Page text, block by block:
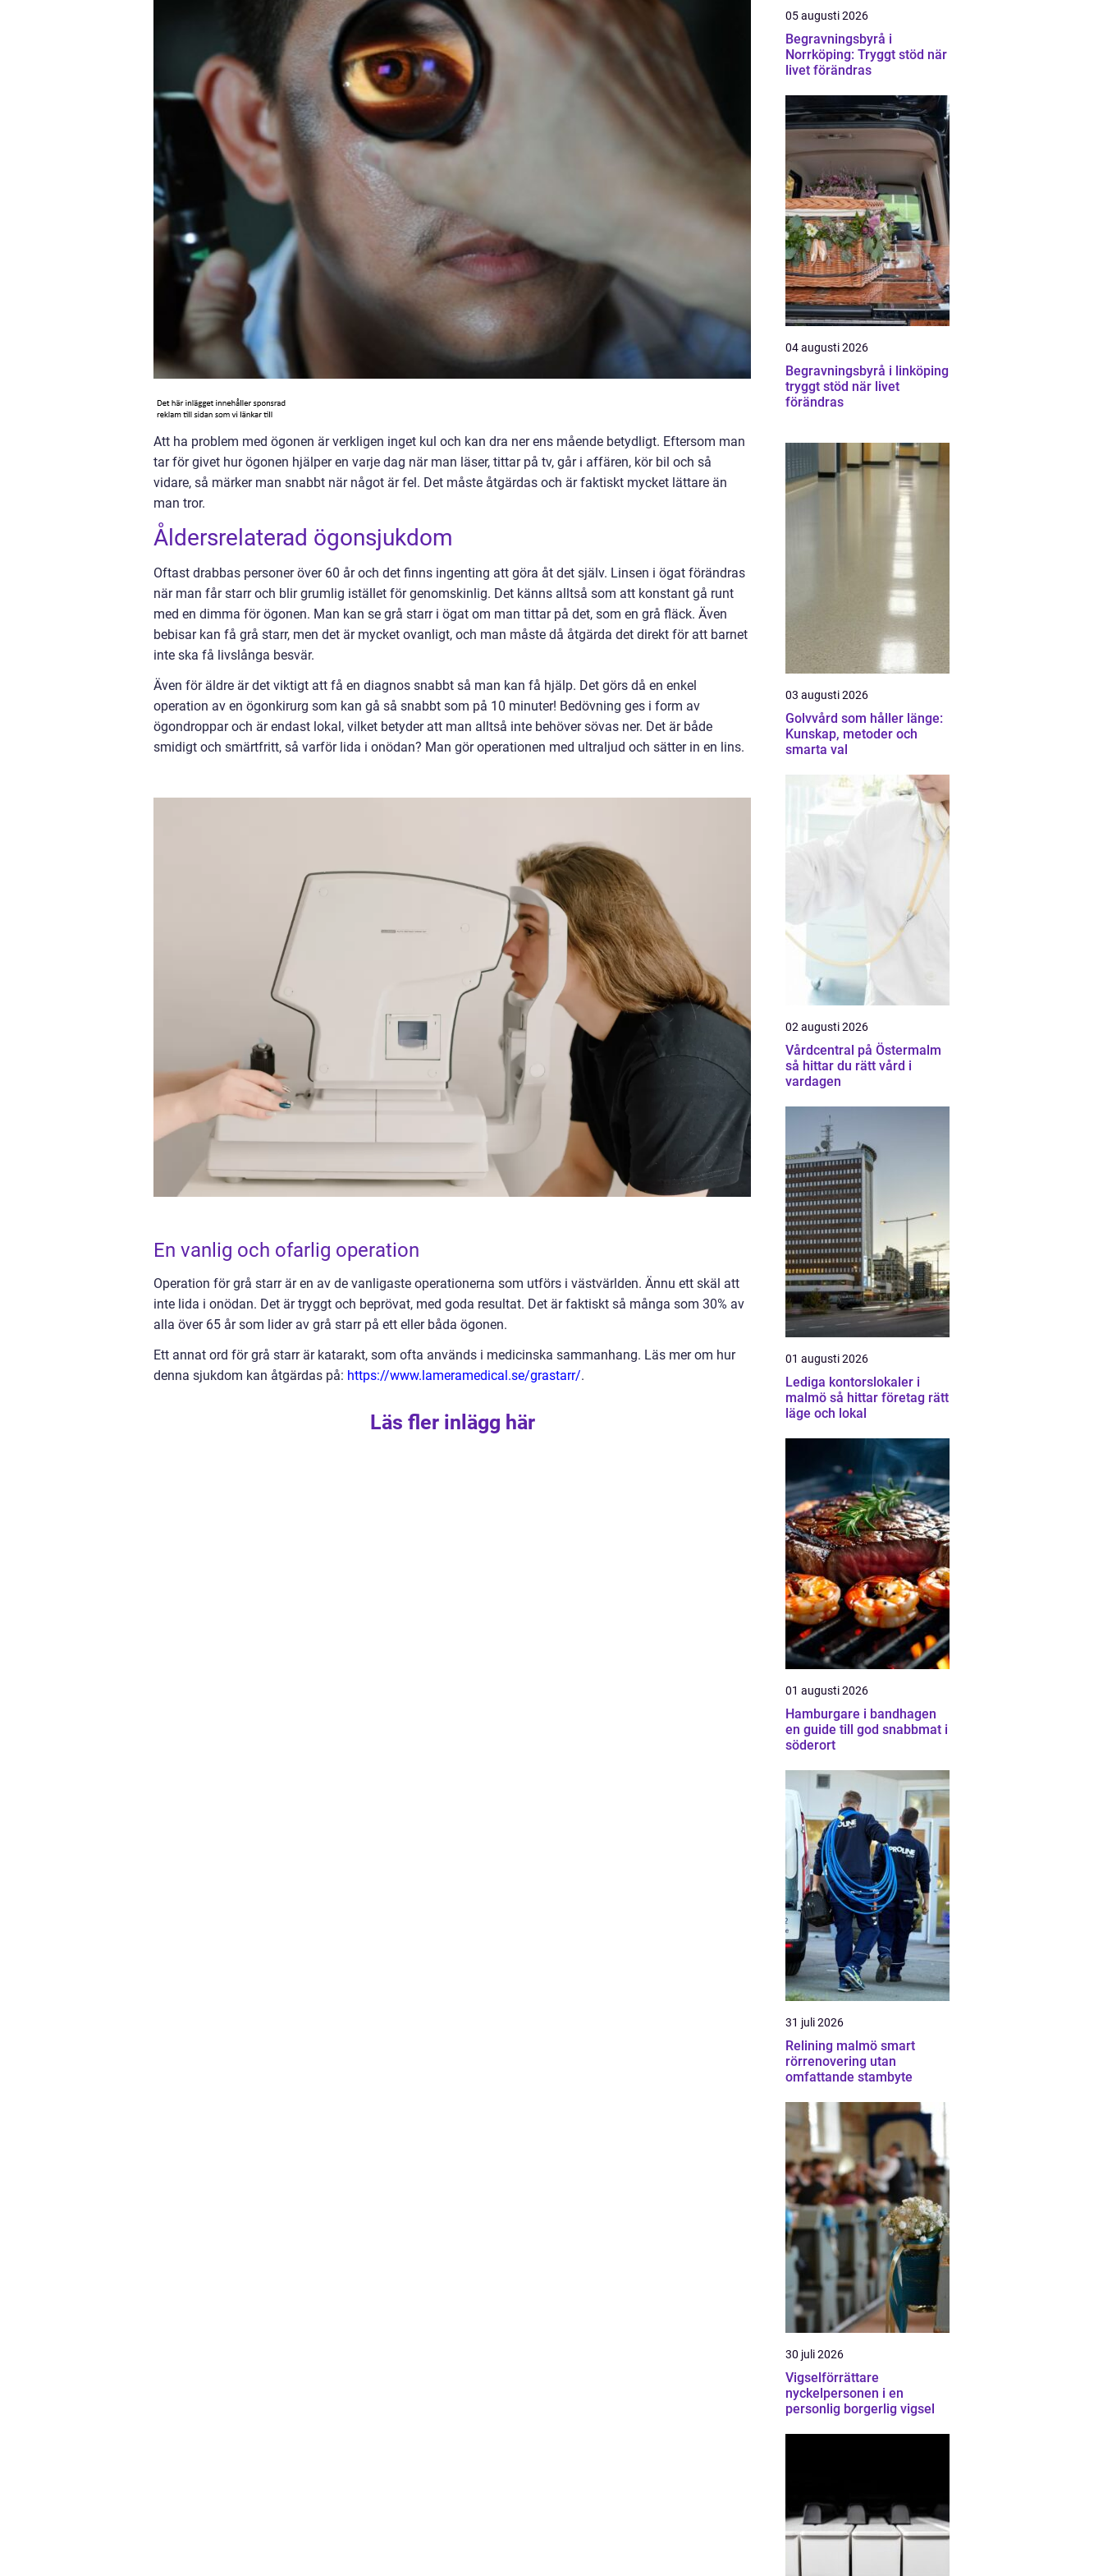
Att ha problem med ögonen är verkligen inget kul och kan dra ner ens mående betydligt. Eftersom man
tar för givet hur ögonen hjälper en varje dag när man läser, tittar på tv, går i affären, kör bil och så
vidare, så märker man snabbt när något är fel. Det måste åtgärdas och är faktiskt mycket lättare än
man tror.
Åldersrelaterad ögonsjukdom
Oftast drabbas personer över 60 år och det finns ingenting att göra åt det själv. Linsen i ögat förändras
när man får starr och blir grumlig istället för genomskinlig. Det känns alltså som att konstant gå runt
med en dimma för ögonen. Man kan se grå starr i ögat om man tittar på det, som en grå fläck. Även
bebisar kan få grå starr, men det är mycket ovanligt, och man måste då åtgärda det direkt för att barnet
inte ska få livslånga besvär.
Även för äldre är det viktigt att få en diagnos snabbt så man kan få hjälp. Det görs då en enkel
operation av en ögonkirurg som kan gå så snabbt som på 10 minuter! Bedövning ges i form av
ögondroppar och är endast lokal, vilket betyder att man alltså inte behöver sövas ner. Det är både
smidigt och smärtfritt, så varför lida i onödan? Man gör operationen med ultraljud och sätter in en lins.
En vanlig och ofarlig operation
Operation för grå starr är en av de vanligaste operationerna som utförs i västvärlden. Ännu ett skäl att
inte lida i onödan. Det är tryggt och beprövat, med goda resultat. Det är faktiskt så många som 30% av
alla över 65 år som lider av grå starr på ett eller båda ögonen.
Ett annat ord för grå starr är katarakt, som ofta används i medicinska sammanhang. Läs mer om hur
denna sjukdom kan åtgärdas på: https://www.lameramedical.se/grastarr/.
Läs fler inlägg här
05 augusti 2026
Begravningsbyrå i
Norrköping: Tryggt stöd när
livet förändras
04 augusti 2026
Begravningsbyrå i linköping
tryggt stöd när livet
förändras
03 augusti 2026
Golvvård som håller länge:
Kunskap, metoder och
smarta val
02 augusti 2026
Vårdcentral på Östermalm
så hittar du rätt vård i
vardagen
01 augusti 2026
Lediga kontorslokaler i
malmö så hittar företag rätt
läge och lokal
01 augusti 2026
Hamburgare i bandhagen
en guide till god snabbmat i
söderort
31 juli 2026
Relining malmö smart
rörrenovering utan
omfattande stambyte
30 juli 2026
Vigselförrättare
nyckelpersonen i en
personlig borgerlig vigsel